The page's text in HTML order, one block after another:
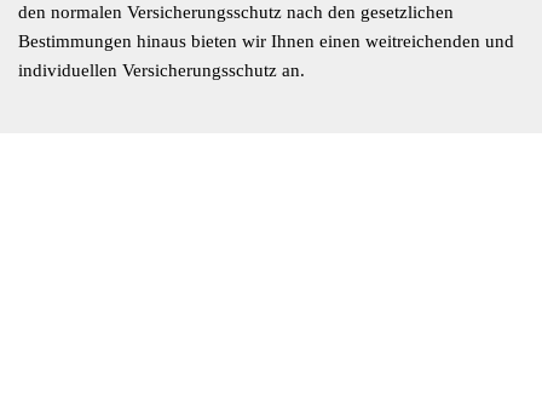
den normalen Versicherungsschutz nach den gesetzlichen
Bestimmungen hinaus bieten wir Ihnen einen weitreichenden und
individuellen Versicherungsschutz an.